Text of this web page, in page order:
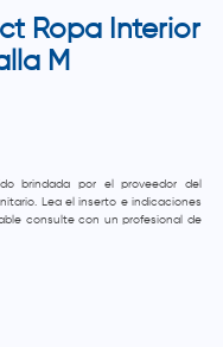
Ropa Interior
M
brindada por el proveedor del
Lea el inserto e indicaciones
consulte con un profesional de